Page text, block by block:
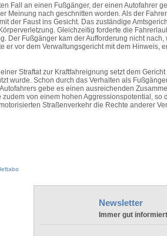
Fall an einen Fußgänger, der einen Autofahrer
Meinung nach geschnitten worden. Als der
der Faust ins Gesicht. Das zuständige
Gleichzeitig forderte die
Der Fußgänger kam der Aufforderung nicht nach,
er vor dem Verwaltungsgericht mit dem Hinweis,
Straftat zur Kraftfahreignung setzt dem
wurde. Schon durch das Verhalten als
gebe es einen ausreichenden
von einem hohen Aggressionspotential, so
Straßenverkehr die Rechte anderer
Newsletter
Immer gut